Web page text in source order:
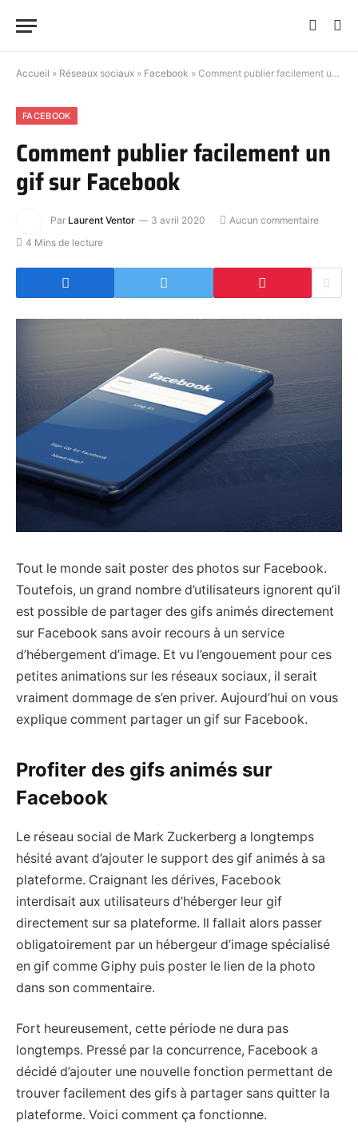
Accueil » Réseaux sociaux » Facebook » Comment publier facilement un gif sur Facebook
FACEBOOK
Comment publier facilement un
gif sur Facebook
Par Laurent Ventor 3 avril 2020
Aucun commentaire
4 Mins de lecture
Tout le monde sait poster des photos sur Facebook.
Toutefois, un grand nombre d’utilisateurs ignorent qu’il
est possible de partager des gifs animés directement
sur Facebook sans avoir recours à un service
d’hébergement d’image. Et vu l’engouement pour ces
petites animations sur les réseaux sociaux, il serait
vraiment dommage de s’en priver. Aujourd’hui on vous
explique comment partager un gif sur Facebook.
Profiter des gifs animés sur
Facebook
Le réseau social de Mark Zuckerberg a longtemps
hésité avant d’ajouter le support des gif animés à sa
plateforme. Craignant les dérives, Facebook
interdisait aux utilisateurs d’héberger leur gif
directement sur sa plateforme. Il fallait alors passer
obligatoirement par un hébergeur d’image spécialisé
en gif comme Giphy puis poster le lien de la photo
dans son commentaire.
Fort heureusement, cette période ne dura pas
longtemps. Pressé par la concurrence, Facebook a
décidé d’ajouter une nouvelle fonction permettant de
trouver facilement des gifs à partager sans quitter la
plateforme. Voici comment ça fonctionne.